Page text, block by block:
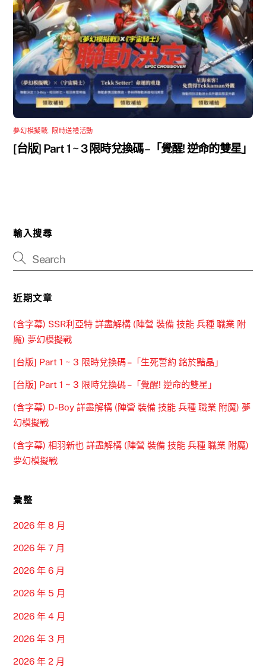
夢幻模擬戰 限時送禮活動
[台版] Part 1 ~ 3 限時兌換碼 –「覺醒! 逆命的雙星」
輸入搜尋
近期文章
(含字幕) SSR利亞特 詳盡解構 (陣營 裝備 技能 兵種 職業 附
魔) 夢幻模擬戰
[台版] Part 1 ~ 3 限時兌換碼 –「生死誓約 銘於黯晶」
[台版] Part 1 ~ 3 限時兌換碼 –「覺醒! 逆命的雙星」
(含字幕) D-Boy 詳盡解構 (陣營 裝備 技能 兵種 職業 附魔) 夢
幻模擬戰
(含字幕) 相羽新也 詳盡解構 (陣營 裝備 技能 兵種 職業 附魔)
夢幻模擬戰
彙整
2026 年 8 月
2026 年 7 月
2026 年 6 月
2026 年 5 月
2026 年 4 月
2026 年 3 月
2026 年 2 月